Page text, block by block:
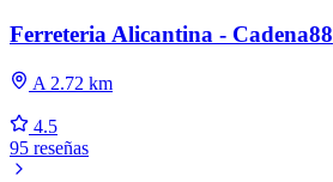
Ferreteria Alicantina - Cadena88
A 2.72 km
4.5
95 reseñas